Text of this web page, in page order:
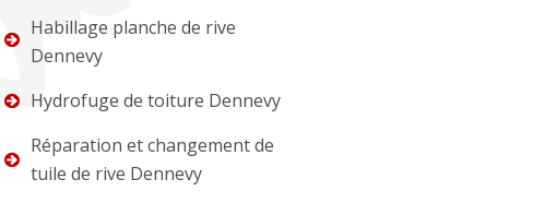
Habillage planche de rive
Dennevy
Hydrofuge de toiture Dennevy
Réparation et changement de
tuile de rive Dennevy